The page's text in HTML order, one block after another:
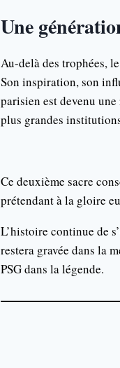
Une
Au-delà des trophées,
Son inspiration, son
parisien est devenu
plus grandes
Ce deuxième sacre
prétendant à la gloire
L’histoire continue de
restera gravée dans la
PSG dans la légende.